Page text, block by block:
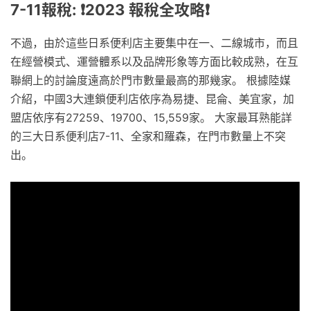
7-11報稅: ❗️2023 報稅全攻略❗️
不過，由於這些日系便利店主要集中在一、二線城市，而且
在經營模式、運營體系以及品牌形象等方面比較成熟，在互
聯網上的討論度遠高於門市數量最高的那幾家。 根據陸媒
介紹，中國3大連鎖便利店依序為易捷、昆侖、美宜家，加
盟店依序有27259、19700、15,559家。 大家最耳熟能詳
的三大日系便利店7-11、全家和羅森，在門市數量上不突
出。